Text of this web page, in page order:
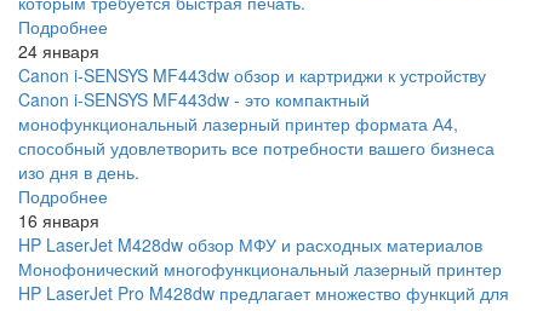
Подробнее
24 января
Canon i-SENSYS MF443dw обзор и картриджи к устройству
Canon i-SENSYS MF443dw - это компактный
монофункциональный лазерный принтер формата А4,
способный удовлетворить все потребности вашего бизнеса
изо дня в день.
Подробнее
16 января
HP LaserJet M428dw обзор МФУ и расходных материалов
Монофонический многофункциональный лазерный принтер
HP LaserJet Pro M428dw предлагает множество функций для